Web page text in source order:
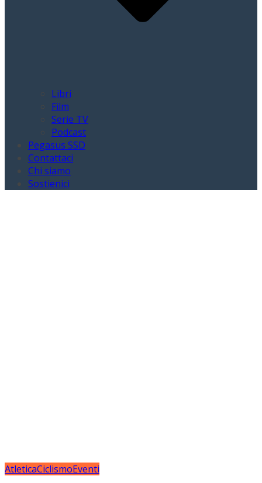
Libri
Film
Serie TV
Podcast
Pegasus SSD
Contattaci
Chi siamo
Sostienici
AtleticaCiclismoEventi